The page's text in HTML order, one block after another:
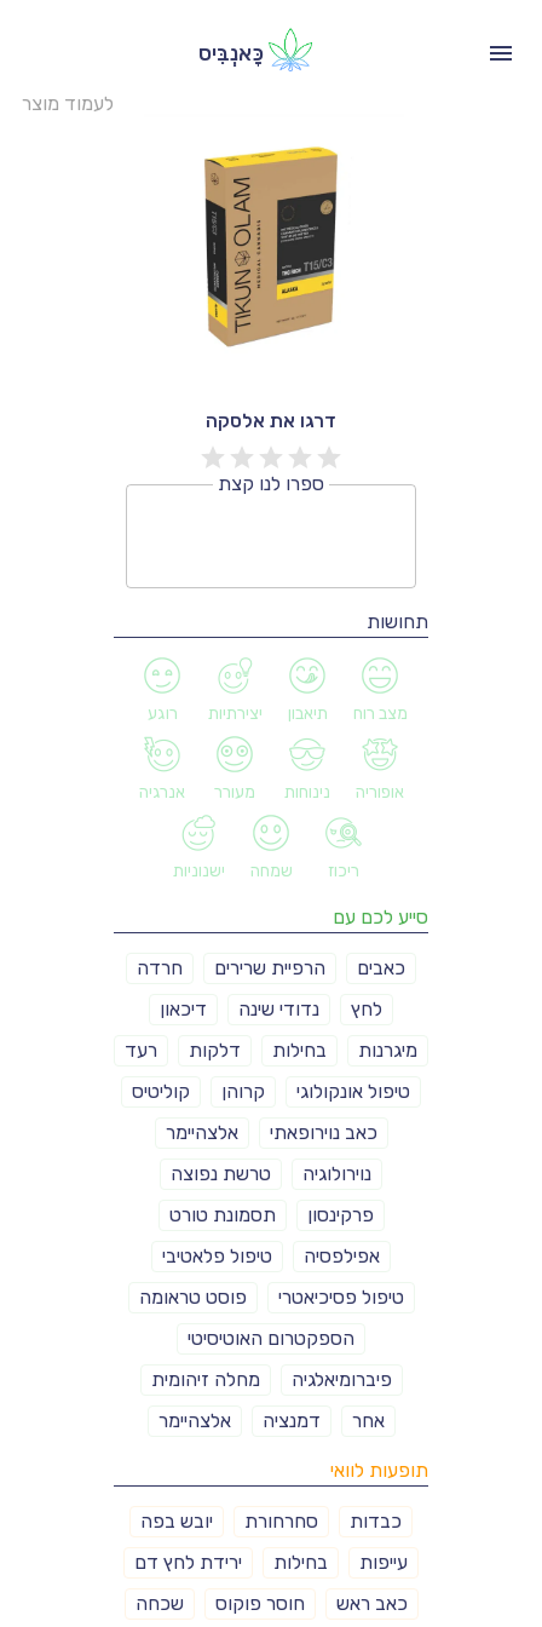
כָּאנְבִּיס
לעמוד מוצר
דרגו את אלסקה
ספרו לנו קצת
תחושות
מצב רוח תיאבון יצירתיות רוגע
אופוריה נינוחות מעורר אנרגיה
ריכוז שמחה ישנוניות
סייע לכם עם
כאבים הרפיית שרירים
חרדה
לחץ
נדודי שינה
דיכאון
מיגרנות
בחילות דלקות
רעד
טיפול אונקולוגי
קרוהן
קוליטיס
כאב נוירופאתי
אלצהיימר
נוירולוגיה
טרשת נפוצה
פרקינסון
תסמונת טורט
אפילפסיה
טיפול פלאטיבי
טיפול פסיכיאטרי
פוסט טראומה
הספקטרום האוטיסיטי
פיברומיאלגיה
מחלה זיהומית
אחר
דמנציה אלצהיימר
תופעות לוואי
כבדות סחרחורת
יובש בפה
עייפות
בחילות
ירידת לחץ דם
כאב ראש
חוסר פוקוס שכחה